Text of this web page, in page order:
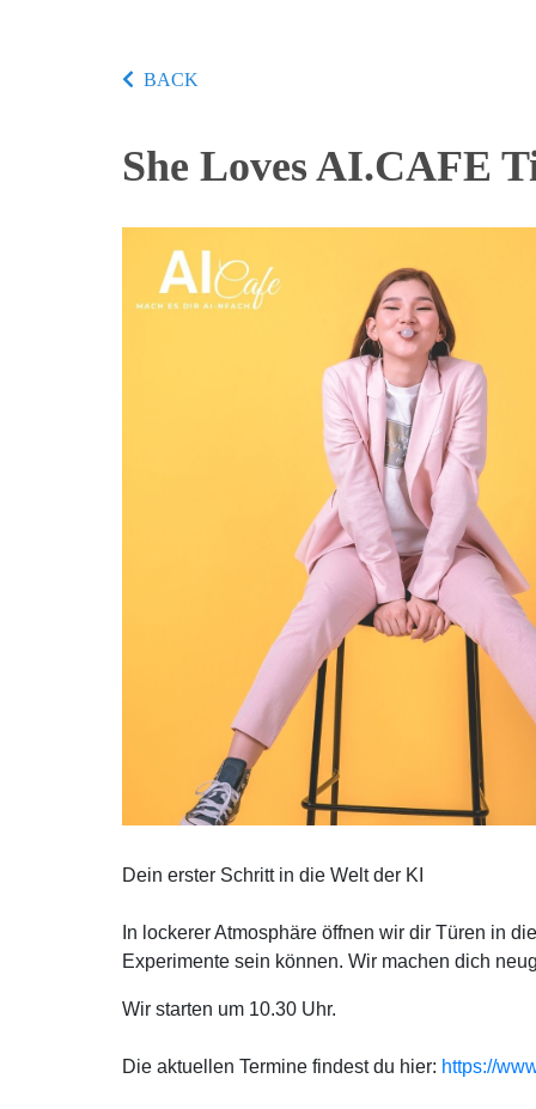
BACK
She Loves AI.CAFE
Dein erster Schritt in die Welt der KI
In lockerer Atmosphäre öffnen wir dir Türen in
Experimente sein können. Wir machen dich
Wir starten um 10.30 Uhr.
Die aktuellen Termine findest du hier: https://